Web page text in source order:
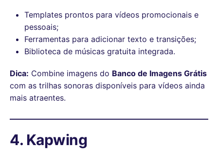
Templates prontos para vídeos promocionais e
pessoais;
Ferramentas para adicionar texto e transições;
Biblioteca de músicas gratuita integrada.
Dica: Combine imagens do Banco de Imagens Grátis
com as trilhas sonoras disponíveis para vídeos ainda
mais atraentes.
4. Kapwing